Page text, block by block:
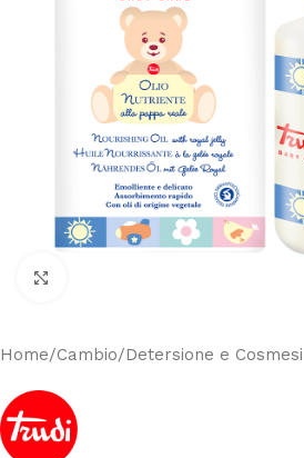
Home/Cambio/Detersione e Cosmesi